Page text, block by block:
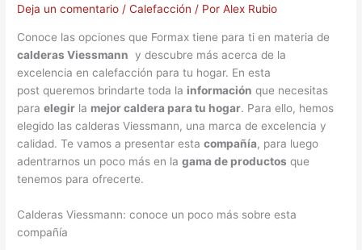
Deja un comentario /Calefacción / PorAlex Rubio
Conoce las opciones que Formax tiene para ti en materia de
calderas Viessmann y descubre más acerca de la
excelencia en calefacción para tu hogar. En esta
post queremos brindarte toda la información que necesitas
paraelegir la mejor caldera para tu hogar. Para ello, hemos
elegido las calderas Viessmann, una marca de excelencia y
calidad. Te vamos a presentar estacompañía, para luego
adentrarnos un poco más en lagama de productos que
tenemos para ofrecerte.
Calderas Viessmann: conoce un poco más sobre esta
compañía